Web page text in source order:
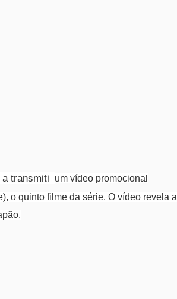
transmiti
um vídeo promocional
o quinto filme da série. O vídeo revela a